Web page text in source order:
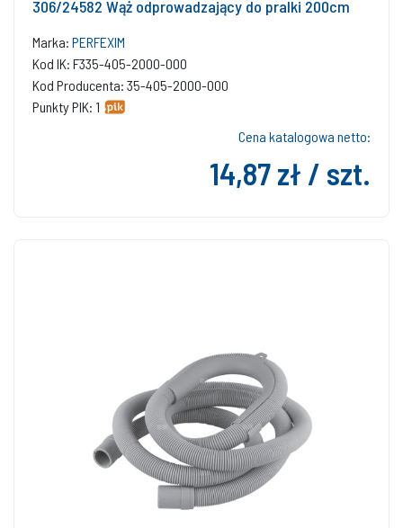
306/24582 Wąż odprowadzający do pralki 200cm
Marka: PERFEXIM
Kod IK: F335-405-2000-000
Kod Producenta: 35-405-2000-000
Punkty PIK: 1
Cena katalogowa netto:
14,87 zł / szt.